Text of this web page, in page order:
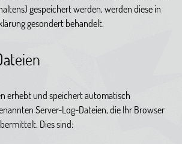
gespeichert werden, werden diese in
gesondert behandelt.
erhebt und speichert automatisch
Server-Log-Dateien, die Ihr Browser
Dies sind: